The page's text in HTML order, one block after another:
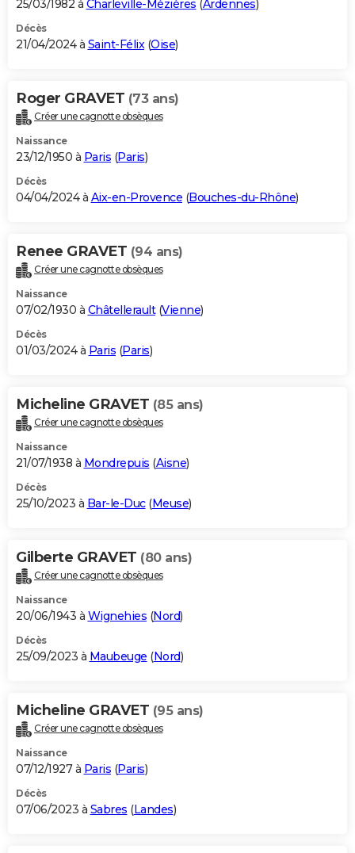
25/03/1982 à Charleville-Mézières (Ardennes)
Décès
21/04/2024 à Saint-Félix(Oise)
Roger GRAVET (73 ans)
Créer une cagnotte obsèques
Naissance
23/12/1950 à Paris (Paris)
Décès
04/04/2024 à Aix-en-Provence (Bouches-du-Rhône)
Renee GRAVET (94 ans)
Créer une cagnotte obsèques
Naissance
07/02/1930 à Châtellerault(Vienne)
Décès
01/03/2024 à Paris (Paris)
Micheline GRAVET (85 ans)
Créer une cagnotte obsèques
Naissance
21/07/1938 à Mondrepuis (Aisne)
Décès
25/10/2023 à Bar-le-Duc(Meuse)
Gilberte GRAVET (80 ans)
Créer une cagnotte obsèques
Naissance
20/06/1943 à Wignehies (Nord)
Décès
25/09/2023 à Maubeuge (Nord)
Micheline GRAVET (95 ans)
Créer une cagnotte obsèques
Naissance
07/12/1927 à Paris (Paris)
Décès
07/06/2023 à Sabres (Landes)